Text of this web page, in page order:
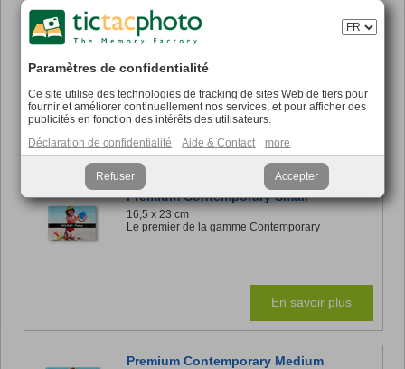
Déjà disponible à partir de
34,45 €
En savoir plus sur nos 3 formats - Small, Medium et Large
:
Premium Contemporary Small
16,5 x 23 cm
Le premier de la gamme Contemporary
En savoir plus
Premium Contemporary Medium
Paramètres de confidentialité
Ce site utilise des technologies de tracking de sites Web de tiers pour
fournir et améliorer continuellement nos services, et pour afficher des
publicités en fonction des intérêts des utilisateurs.
Déclaration de confidentialité
Aide & Contact more
Refuser Accepter